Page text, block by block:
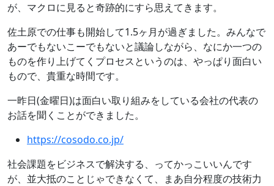
が、マクロに見ると奇跡的にすら思えてきます。
佐土原での仕事も開始して1.5ヶ月が過ぎました。みんなで
あーでもないこーでもないと議論しながら、なにか一つの
ものを作り上げてくプロセスというのは、やっぱり面白い
もので、貴重な時間です。
一昨日(金曜日)は面白い取り組みをしている会社の代表の
お話を聞くことができました。
https://cosodo.co.jp/
社会課題をビジネスで解決する、ってかっこいいんです
が、並大抵のことじゃできなくて、まあ自分程度の技術力